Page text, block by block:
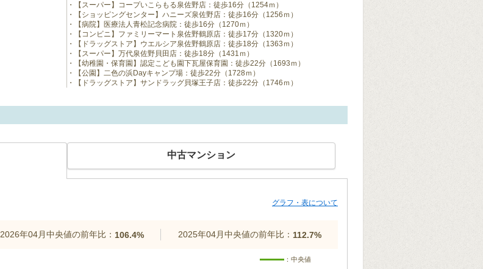
【スーパー】コープいこらもる泉佐野店：徒歩16分（1254ｍ）
【ショッピングセンター】ハニーズ泉佐野店：徒歩16分（1256ｍ）
【病院】医療法人青松記念病院：徒歩16分（1270ｍ）
【コンビニ】ファミリーマート泉佐野鶴原店：徒歩17分（1320ｍ）
【ドラッグストア】ウエルシア泉佐野鶴原店：徒歩18分（1363ｍ）
【スーパー】万代泉佐野貝田店：徒歩18分（1431ｍ）
【幼稚園・保育園】認定こども園下瓦屋保育園：徒歩22分（1693ｍ）
【公園】二色の浜Dayキャンプ場：徒歩22分（1728ｍ）
【ドラッグストア】サンドラッグ貝塚王子店：徒歩22分（1746ｍ）
中古マンション
グラフ・表について
2026年04月中央値の前年比： 106.4% 2025年04月中央値の前年比： 112.7%
：中央値